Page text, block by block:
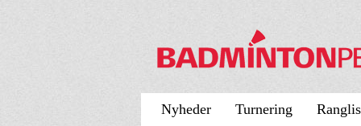
Nyheder Turnering